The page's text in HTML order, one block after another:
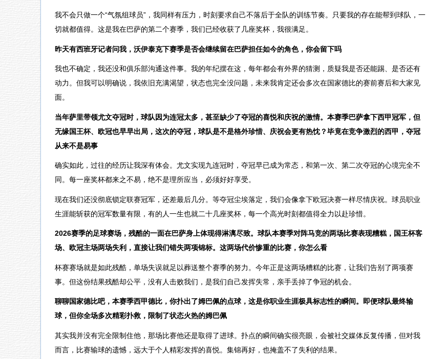
我不会只做一个“气氛组球员”，我同样有压力，时刻要求自己不落后于全队的训练节奏。只要我的存在能帮到球队，一
切就都值得。这是我在巴萨的第二个赛季，我们已经收获了几座奖杯，我很满足。
昨天有西班牙记者问我，沃伊泰克下赛季是否会继续留在巴萨担任如今的角色，你会留下吗
我也不确定，我还没和俱乐部沟通这件事。我的年纪摆在这，每年都会有外界的猜测，质疑我是否还能踢、是否还有
动力。但我可以明确说，我依旧充满渴望，状态也完全没问题，未来我肯定还会多次在国家德比的赛前赛后和大家见
面。
当年萨里带领尤文夺冠时，球队因为连冠太多，甚至缺少了夺冠的喜悦和庆祝的激情。本赛季巴萨拿下西甲冠军，但
无缘国王杯、欧冠也早早出局，这次的夺冠，球队是不是格外珍惜、庆祝会更有热忱？毕竟在竞争激烈的西甲，夺冠
从来不是易事
确实如此，过往的经历让我深有体会。尤文实现九连冠时，夺冠早已成为常态，和第一次、第二次夺冠的心境完全不
同。每一座奖杯都来之不易，绝不是理所应当，必须好好享受。
现在我们还没彻底锁定联赛冠军，还差最后几分。等夺冠尘埃落定，我们会像拿下欧冠决赛一样尽情庆祝。球员职业
生涯能斩获的冠军数量有限，有的人一生也就二十几座奖杯，每一个高光时刻都值得全力以赴珍惜。
2026赛季的足球赛场，残酷的一面在巴萨身上体现得淋漓尽致。球队本赛季对阵马竞的两场比赛表现糟糕，国王杯客
场、欧冠主场两场失利，直接让我们错失两项锦标。这两场代价惨重的比赛，你怎么看
杯赛赛场就是如此残酷，单场失误就足以葬送整个赛季的努力。今年正是这两场糟糕的比赛，让我们告别了两项赛
事。但这份结果残酷却公平，没有人击败我们，是我们自己发挥失常，亲手丢掉了争冠的机会。
聊聊国家德比吧，本赛季西甲德比，你扑出了姆巴佩的点球，这是你职业生涯极具标志性的瞬间。即便球队最终输
球，但你全场多次精彩扑救，限制了状态火热的姆巴佩
其实我并没有完全限制住他，那场比赛他还是取得了进球。扑点的瞬间确实很亮眼，会被社交媒体反复传播，但对我
而言，比赛输球的遗憾，远大于个人精彩发挥的喜悦。集锦再好，也掩盖不了失利的结果。